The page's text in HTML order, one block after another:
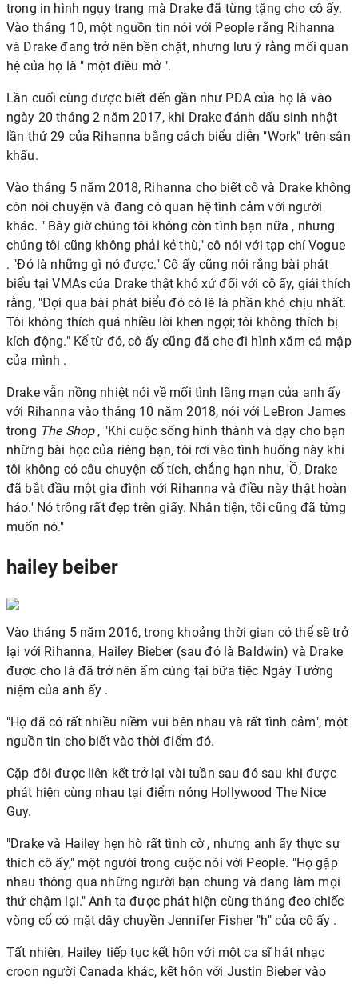
trọng in hình ngụy trang mà Drake đã từng tặng cho cô ấy.
Vào tháng 10, một nguồn tin nói với People rằng Rihanna
và Drake đang trở nên bền chặt, nhưng lưu ý rằng mối quan
hệ của họ là " một điều mở".
Lần cuối cùng được biết đến gần như PDA của họ là vào
ngày 20 tháng 2 năm 2017, khi Drakeđánh dấu sinh nhật
lần thứ 29 của Rihanna bằng cách biểu diễn "Work" trên sân
khấu.
Vào tháng 5 năm 2018, Rihanna cho biết cô và Drake không
còn nói chuyện và đang có quan hệ tình cảm với người
khác. " Bây giờ chúng tôi không còn tình bạn nữa , nhưng
chúng tôi cũng không phải kẻ thù," cô nói với tạp chí Vogue
. "Đó là những gì nó được." Cô ấy cũng nói rằng bài phát
biểu tại VMAs của Drake thật khó xử đối với cô ấy, giải thích
rằng, "Đợi qua bài phát biểu đó có lẽ là phần khó chịu nhất.
Tôi không thích quá nhiều lời khen ngợi; tôi không thích bị
kích động." Kể từ đó, cô ấy cũng đãche đi hình xăm cá mập
của mình .
Drake vẫn nồng nhiệt nói về mối tình lãng mạn của anh ấy
với Rihanna vào tháng 10 năm 2018, nói với LeBron James
trong The Shop, "Khi cuộc sống hình thành và dạy cho bạn
những bài học của riêng bạn, tôi rơi vào tình huống này khi
tôi không có câu chuyện cổ tích, chẳng hạn như, 'Ồ, Drake
đã bắt đầu một gia đình với Rihanna và điều này thật hoàn
hảo.' Nó trông rất đẹp trên giấy. Nhân tiện, tôi cũng đã từng
muốn nó."
hailey beiber
Vào tháng 5 năm 2016, trong khoảng thời gian có thể sẽ trở
lại với Rihanna, Hailey Bieber(sau đó là Baldwin) và Drake
được cho là đã trở nên ấm cúng tại bữa tiệc Ngày Tưởng
niệm của anh ấy .
"Họ đã có rất nhiều niềm vui bên nhau và rất tình cảm", một
nguồn tin cho biết vào thời điểm đó.
Cặp đôi được liên kết trở lại vài tuần sau đó sau khi được
phát hiện cùng nhau tại điểm nóng Hollywood The Nice
Guy.
"Drake và Hailey hẹn hò rất tình cờ, nhưng anh ấy thực sự
thích cô ấy," một người trong cuộc nói với People. "Họ gặp
nhau thông qua những người bạn chung và đang làm mọi
thứ chậm lại." Anh ta được phát hiện cùng thángđeo chiếc
vòng cổ có mặt dây chuyền Jennifer Fisher "h" của cô ấy .
Tất nhiên, Hailey tiếp tục kết hôn với một ca sĩ hát nhạc
croon người Canada khác, kết hôn với Justin Biebervào